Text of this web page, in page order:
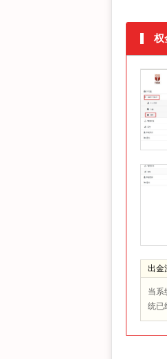
权
出金
当系
统已